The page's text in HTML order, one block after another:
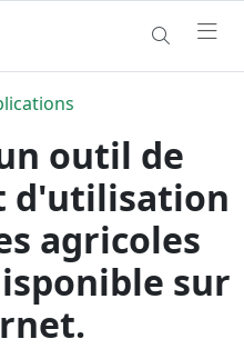
outil de
d'utilisation
agricoles
sur